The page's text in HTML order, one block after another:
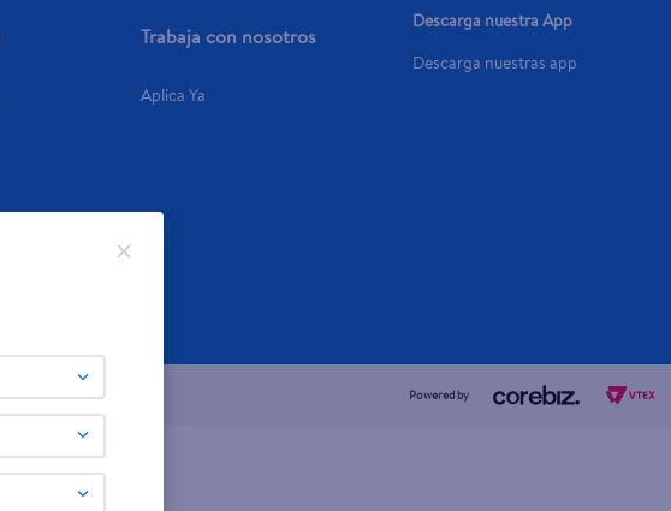
Trabaja con nosotros
Aplica Ya
Descarga nuestra App
Descarga nuestras app
Powered by